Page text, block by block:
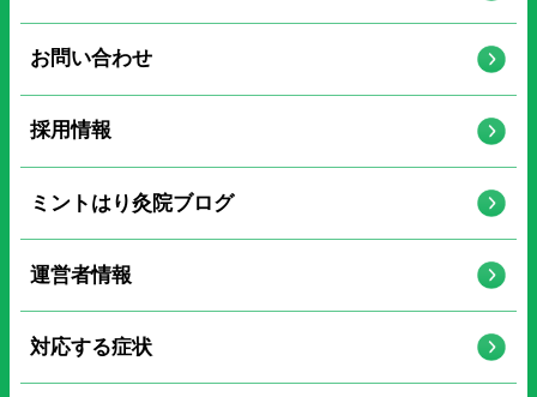
お問い合わせ
採用情報
ミントはり灸院ブログ
運営者情報
対応する症状